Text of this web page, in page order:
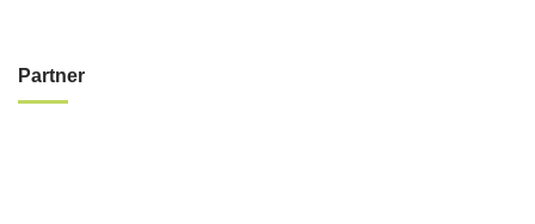
Partner